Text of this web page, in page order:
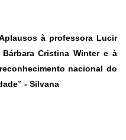
à professora Lucir
Cristina Winter e à
nacional do
- Silvana